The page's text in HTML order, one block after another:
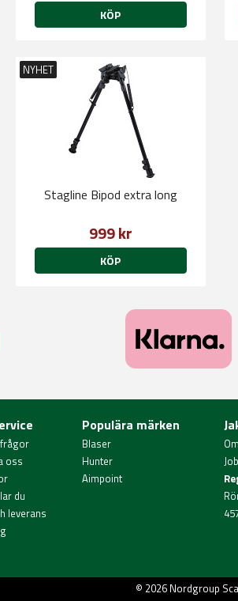
KÖP
NYHET
Stagline Bipod extra long
999 kr
KÖP
oss
du
leverans
Populära märken
Blaser
Hunter
Aimpoint
© 2026 Nordgroup